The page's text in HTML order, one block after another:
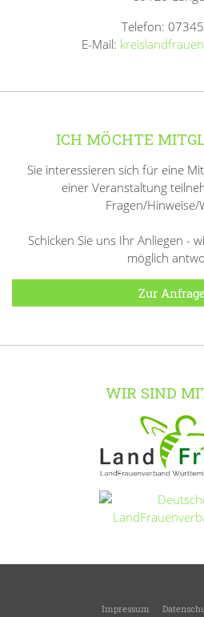
Telefon:
E-Mail:
ICH MÖCHTE
Sie interessieren sich für eine
einer Veranstaltung
Fragen/Hinweise/
Schicken Sie uns Ihr Anliegen -
möglich
Zur
WIR SIND
Impressum